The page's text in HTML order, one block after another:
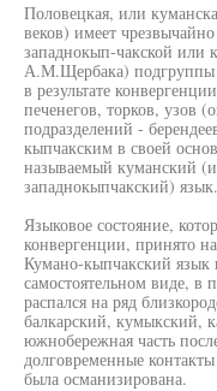
Половецкая, или
веков) имеет
западнокып-чакской или
А.М.Щербака) подгруппы
в результате
печенегов, торков, узов
подразделений -
кыпчакским в своей
называемый куманский
западнокыпчакский) язык.
Языковое состояние,
конвергенции, принято
Кумано-кыпчакский язык
самостоятельном виде, в
распался на ряд
балкарский, кумыкский,
южнобережная часть
долговременные
была османизирована.